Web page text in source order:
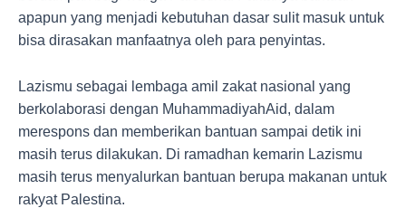
apapun yang menjadi kebutuhan dasar sulit masuk untuk
bisa dirasakan manfaatnya oleh para penyintas.
Lazismu sebagai lembaga amil zakat nasional yang
berkolaborasi dengan MuhammadiyahAid, dalam
merespons dan memberikan bantuan sampai detik ini
masih terus dilakukan. Di ramadhan kemarin Lazismu
masih terus menyalurkan bantuan berupa makanan untuk
rakyat Palestina.